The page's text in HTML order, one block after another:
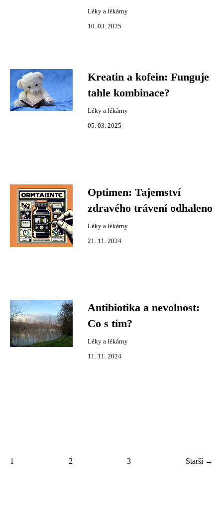
Léky a lékárny
10. 03. 2025
Kreatin a kofein: Funguje
tahle kombinace?
Léky a lékárny
05. 03. 2025
Optimen: Tajemství
zdravého trávení odhaleno
Léky a lékárny
21. 11. 2024
Antibiotika a nevolnost:
Co s tím?
Léky a lékárny
11. 11. 2024
1 2 3 Starší →